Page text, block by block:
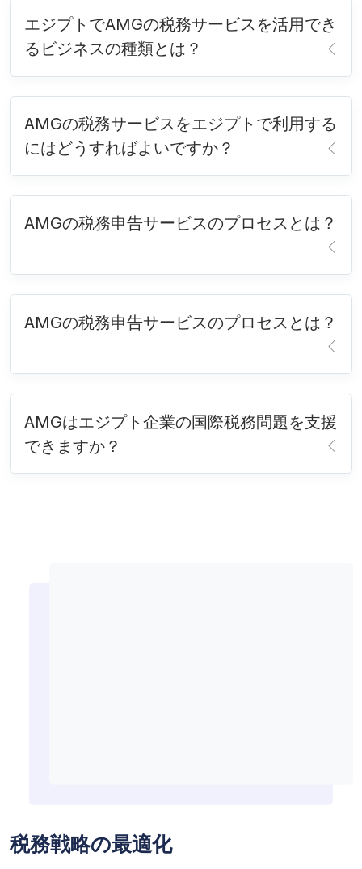
エジプトでAMGの税務サービスを活用でき
るビジネスの種類とは？
AMGの税務サービスをエジプトで利用する
にはどうすればよいですか？
AMGの税務申告サービスのプロセスとは？
AMGの税務申告サービスのプロセスとは？
AMGはエジプト企業の国際税務問題を支援
できますか？
税務戦略の最適化